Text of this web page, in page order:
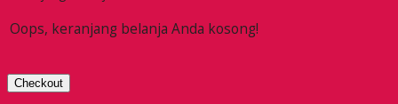
Oops, keranjang belanja Anda kosong!
Checkout